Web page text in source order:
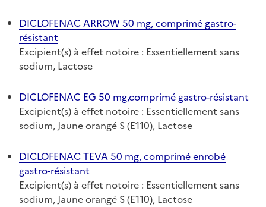
DICLOFENAC ARROW 50 mg, comprimé gastro-
résistant
Excipient(s) à effet notoire : Essentiellement sans
sodium, Lactose
DICLOFENAC EG 50 mg,comprimé gastro-résistant
Excipient(s) à effet notoire : Essentiellement sans
sodium, Jaune orangé S (E110), Lactose
DICLOFENAC TEVA 50 mg, comprimé enrobé
gastro-résistant
Excipient(s) à effet notoire : Essentiellement sans
sodium, Jaune orangé S (E110), Lactose